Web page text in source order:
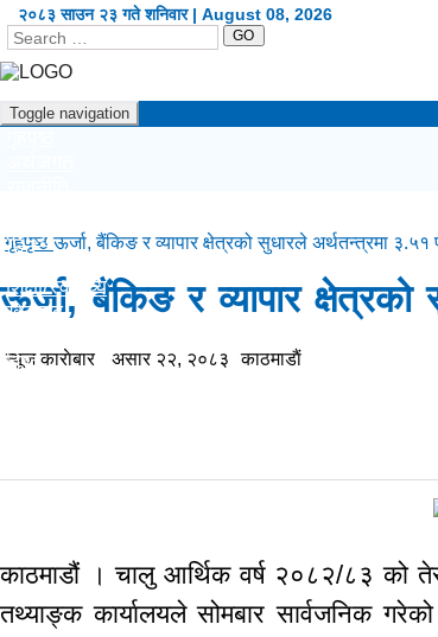
२०८३ साउन २३ गते शनिवार | August 08, 2026
GO
Toggle navigation
प्रदेश
शिक्षा/स्वास्थ्य
खेलकुद
विश्व
गृहपृष्ठऊर्जा, बैंकिङ र व्यापार क्षेत्रको सुधारले अर्थतन्त्रमा ३.५१
ऊर्जा, बैंकिङ र व्यापार
न्यूज काराेबार असार २२, २०८३ काठमाडाैं
काठमाडौं । चालु आर्थिक वर्ष २०८२/८३ को
तथ्याङ्क कार्यालयले सोमबार सार्वजनिक